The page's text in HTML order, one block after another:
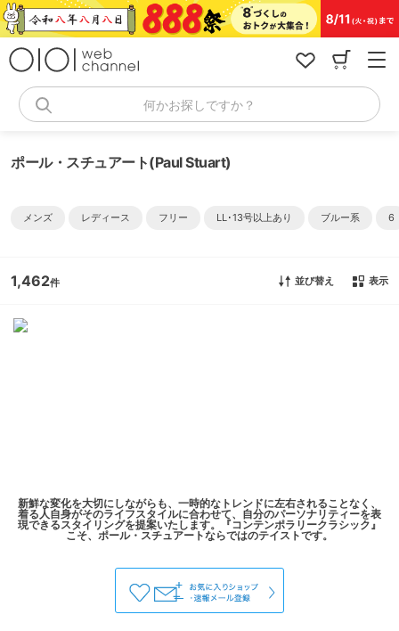
コ
ン
何かお探しですか？
ポール・スチュアート(Paul Stuart)
メンズ レディース フリー LL･13号以上あり ブルー系 6
1,462 並び替え 表示
新鮮な変化を大切にしながらも、一時的なトレンドに左右されることなく、
着る人自身がそのライフスタイルに合わせて、自分のパーソナリティーを表
現できるスタイリングを提案いたします。『コンテンポラリークラシック』